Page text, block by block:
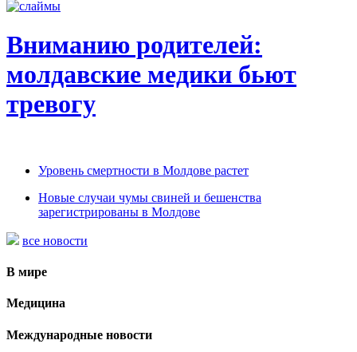
Вниманию родителей:
молдавские медики бьют
тревогу
Уровень смертности в Молдове растет
Новые случаи чумы свиней и бешенства
зарегистрированы в Молдове
все новости
В мире
Медицина
Международные новости